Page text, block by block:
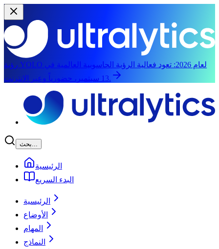
رؤية YOLO لعام 2026:
تعود فعالية الرؤية الحاسوبية العالمية في
13 سبتمبر، حضورياً وعبر الإنترنت.
بحث...
الرئيسية
البدء السريع
الرئيسية
الأوضاع
المهام
النماذج